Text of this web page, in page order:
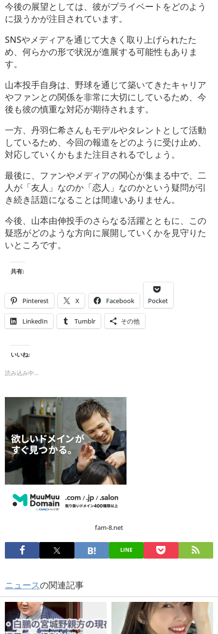
今後の展望としては、彼がプライベートをどのよう
に扱うかが注目されています。
SNSやメディアを通じて大きく取り上げられたた
め、何らかの形で状況が進展する可能性もありま
す。
山本投手自身は、野球を通じて築いてきたキャリア
やファンとの関係を非常に大切にしているため、今
後も彼の慎重な対応が期待されます。
一方、丹羽仁希さんもモデルやタレントとして活動
しているため、今回の報道をどのように受け止め、
対応していくかもまた注目されるでしょう。
最後に、ファンやメディアの関心が集まる中で、二
人が「友人」なのか「恋人」なのかという疑問が引
き続き話題になることは間違いありません。
今後、山本由伸投手のさらなる活躍とともに、この
疑惑がどのような方向に展開していくかを見守りた
いところです。
共有:
Pinterest X Facebook Pocket
LinkedIn Tumblr その他
いいね:
読み込み中…
fam-8.net
LINE
ニュースの関連記事